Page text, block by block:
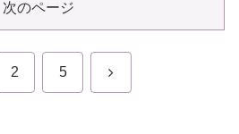
次のページ
2 5 次